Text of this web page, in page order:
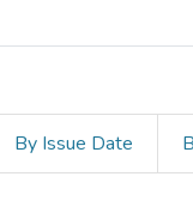
By Issue Date